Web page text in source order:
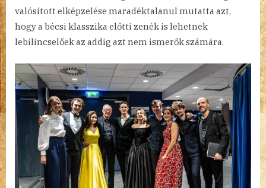
valósított elképzelése maradéktalanul mutatta azt,
hogy a bécsi klasszika előtti zenék is lehetnek
lebilincselőek az addig azt nem ismerők számára.